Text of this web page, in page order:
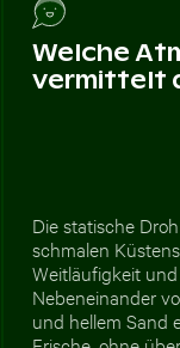
Welche
vermittelt
Die statische
schmalen
Weitläufigkeit
Nebeneinander
und hellem Sand